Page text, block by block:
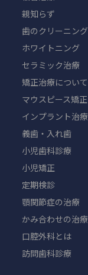
親知らず
歯のクリーニング
ホワイトニング
セラミック治療
矯正治療について
マウスピース矯正
インプラント治療
義歯・入れ歯
小児歯科診療
小児矯正
定期検診
顎関節症の治療
かみ合わせの治療
口腔外科とは
訪問歯科診療